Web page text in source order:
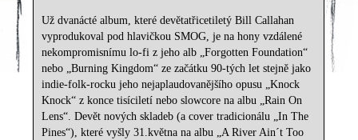
Už dvanácté album, které devětatřicetiletý Bill Callahan
vyprodukoval pod hlavičkou SMOG, je na hony vzdálené
nekompromisnímu lo-fi z jeho alb „Forgotten Foundation“
nebo „Burning Kingdom“ ze začátku 90-tých let stejně jako
indie-folk-rocku jeho nejaplaudovanějšího opusu „Knock
Knock“ z konce tisíciletí nebo slowcore na albu „Rain On
Lens“. Devět nových skladeb (a cover tradicionálu „In The
Pines“), které vyšly 31.května na albu „A River Ain´t Too